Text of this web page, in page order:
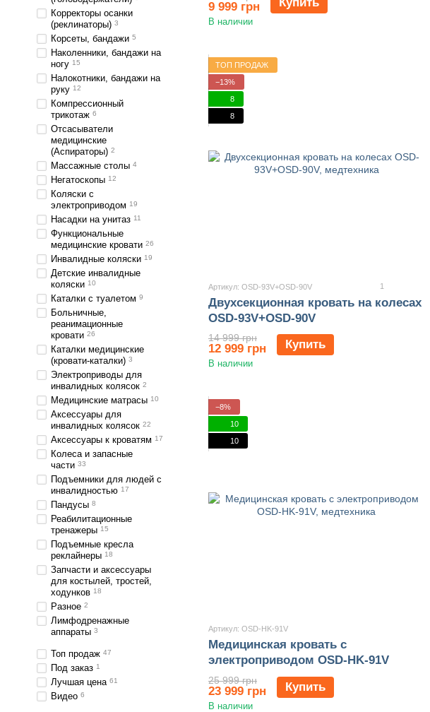
9 999 грн
В наличии
ТОП ПРОДАЖ
−13%
8
8
Артикул: OSD-93V+OSD-90V 1
Двухсекционная кровать на колесах
OSD-93V+OSD-90V
14 999 грн
12 999 грн Купить
В наличии
−8%
10
10
Артикул: OSD-HK-91V
Медицинская кровать с
электроприводом OSD-HK-91V
25 999 грн
23 999 грн Купить
В наличии
Корректоры осанки
(реклинаторы) 3
Корсеты, бандажи 5
Наколенники, бандажи на
ногу 15
Налокотники, бандажи на
руку 12
Компрессионный
трикотаж 6
Отсасыватели
медицинские
(Аспираторы) 2
Массажные столы 4
Негатоскопы 12
Коляски с
электроприводом 19
Насадки на унитаз 11
Функциональные
медицинские кровати 26
Инвалидные коляски 19
Детские инвалидные
коляски 10
Каталки с туалетом 9
Больничные,
реанимационные
кровати 26
Каталки медицинские
(кровати-каталки) 3
Электроприводы для
инвалидных колясок 2
Медицинские матрасы 10
Аксессуары для
инвалидных колясок 22
Аксессуары к кроватям 17
Колеса и запасные
части 33
Подъемники для людей с
инвалидностью 17
Пандусы 8
Реабилитационные
тренажеры 15
Подъемные кресла
реклайнеры 18
Запчасти и аксессуары
для костылей, тростей,
ходунков 18
Разное 2
Лимфодренажные
аппараты 3
Топ продаж 47
Под заказ 1
Лучшая цена 61
Видео 6